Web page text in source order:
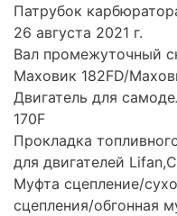
Патрубок
26 августа 2021 г.
Вал промежуточный
Маховик 182FD/
Двигатель для
170F
Прокладка
для двигателей
Муфта сцепление/
сцепления/обгонная